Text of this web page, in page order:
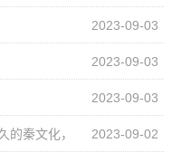
2023-09-03
2023-09-03
2023-09-03
2023-09-02
的秦文化，